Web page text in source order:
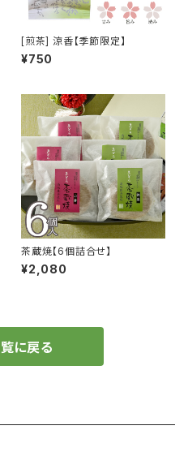
[煎茶] 涼香【季節限定】
¥750
茶蔵焼【6個詰合せ】
¥2,080
に戻る